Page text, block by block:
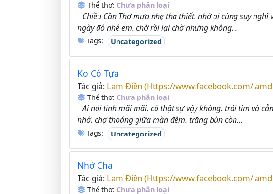
Thể thơ: Chưa phân loại
Chiều Cần Thơ mưa nhẹ tha thiết. nhớ ai cùng suy
ngày đó nhé em. chờ rồi lại chờ nhưng không...
Tags: Uncategorized
Ko Có Tựa
Tác giả: Lam Điền (Https://www.facebook.com/
Thể thơ: Chưa phân loại
Ai nói tình mãi mãi. có thật sự vậy không. trái tim và
nhớ. chợ thoáng giữa màn đêm. trăng bùn còn...
Tags: Uncategorized
Nhớ Cha
Tác giả: Lam Điền (Https://www.facebook.com/
Thể thơ: Chưa phân loại